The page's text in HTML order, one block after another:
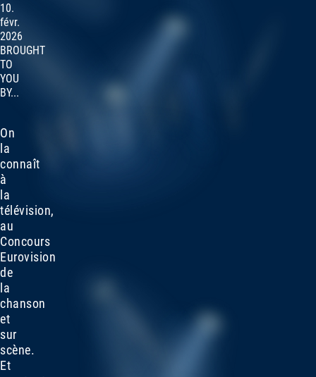
10.
févr.
2026
BROUGHT
TO
YOU
BY...
On
la
connaît
à
la
télévision,
au
Concours
Eurovision
de
la
chanson
et
sur
scène.
Et